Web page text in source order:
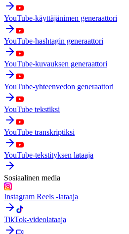
YouTube-käyttäjänimen generaattori
YouTube-hashtagin generaattori
YouTube-kuvauksen generaattori
YouTube-yhteenvedon generaattori
YouTube tekstiksi
YouTube transkriptiksi
YouTube-tekstityksen lataaja
Sosiaalinen media
Instagram Reels -lataaja
TikTok-videolataaja